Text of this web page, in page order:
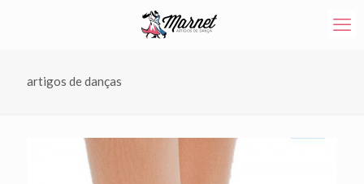
artigos de danças